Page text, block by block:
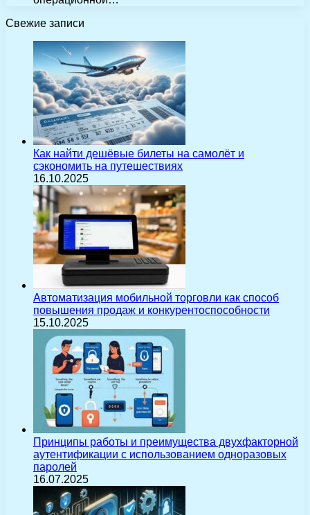
Свежие записи
Как найти дешёвые билеты на самолёт и
сэкономить на путешествиях
16.10.2025
Автоматизация мобильной торговли как способ
повышения продаж и конкурентоспособности
15.10.2025
Принципы работы и преимущества двухфакторной
аутентификации с использованием одноразовых
паролей
16.07.2025